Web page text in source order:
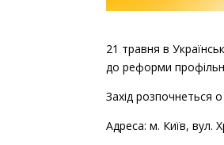
21 травня в
до реформи
Захід розпочнеться
Адреса: м. Київ, вул.